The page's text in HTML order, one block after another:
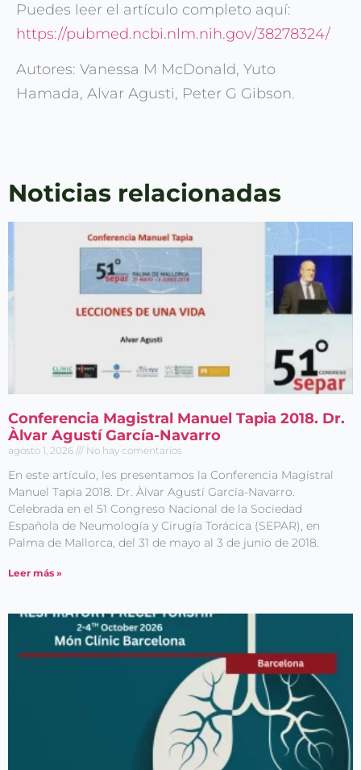
Puedes leer el artículo completo aquí:
https://pubmed.ncbi.nlm.nih.gov/38278324/
Autores: Vanessa M McDonald, Yuto
Hamada, Alvar Agusti, Peter G Gibson.
Noticias relacionadas
Conferencia Magistral Manuel Tapia 2018. Dr.
Àlvar Agustí García-Navarro
agosto 1, 2026 No hay comentarios
En este artículo, les presentamos la Conferencia Magistral
Manuel Tapia 2018. Dr. Àlvar Agustí García-Navarro.
Celebrada en el 51 Congreso Nacional de la Sociedad
Española de Neumología y Cirugía Torácica (SEPAR), en
Palma de Mallorca, del 31 de mayo al 3 de junio de 2018.
Leer más »
Entérate de
Nuestras